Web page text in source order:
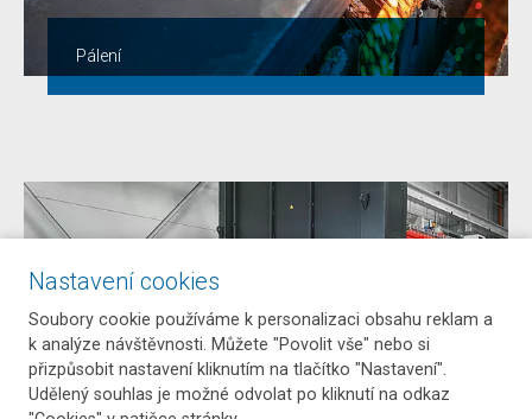
Pálení
Nastavení cookies
Soubory cookie používáme k personalizaci obsahu reklam a
k analýze návštěvnosti. Můžete "Povolit vše" nebo si
přizpůsobit nastavení kliknutím na tlačítko "Nastavení".
Udělený souhlas je možné odvolat po kliknutí na odkaz